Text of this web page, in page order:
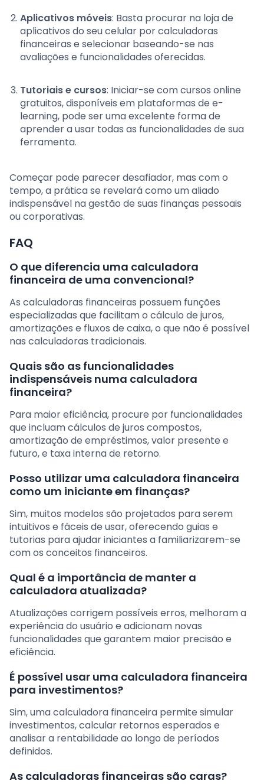
Aplicativos móveis: Basta procurar na loja de
aplicativos do seu celular por calculadoras
financeiras e selecionar baseando-se nas
avaliações e funcionalidades oferecidas.
Tutoriais e cursos: Iniciar-se com cursos online
gratuitos, disponíveis em plataformas de e-
learning, pode ser uma excelente forma de
aprender a usar todas as funcionalidades de sua
ferramenta.
Começar pode parecer desafiador, mas com o
tempo, a prática se revelará como um aliado
indispensável na gestão de suas finanças pessoais
ou corporativas.
FAQ
O que diferencia uma calculadora
financeira de uma convencional?
As calculadoras financeiras possuem funções
especializadas que facilitam o cálculo de juros,
amortizações e fluxos de caixa, o que não é possível
nas calculadoras tradicionais.
Quais são as funcionalidades
indispensáveis numa calculadora
financeira?
Para maior eficiência, procure por funcionalidades
que incluam cálculos de juros compostos,
amortização de empréstimos, valor presente e
futuro, e taxa interna de retorno.
Posso utilizar uma calculadora financeira
como um iniciante em finanças?
Sim, muitos modelos são projetados para serem
intuitivos e fáceis de usar, oferecendo guias e
tutorias para ajudar iniciantes a familiarizarem-se
com os conceitos financeiros.
Qual é a importância de manter a
calculadora atualizada?
Atualizações corrigem possíveis erros, melhoram a
experiência do usuário e adicionam novas
funcionalidades que garantem maior precisão e
eficiência.
É possível usar uma calculadora financeira
para investimentos?
Sim, uma calculadora financeira permite simular
investimentos, calcular retornos esperados e
analisar a rentabilidade ao longo de períodos
definidos.
As calculadoras financeiras são caras?